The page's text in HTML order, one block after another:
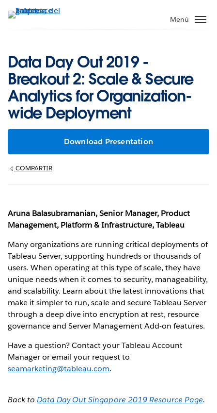
Menú
Data Day Out 2019 -
Breakout 2: Scale & Secure
Analytics for Organization-
wide Deployment
Download Presentation
COMPARTIR
Aruna Balasubramanian, Senior Manager, Product
Management, Platform & Infrastructure, Tableau
Many organizations are running critical deployments of
Tableau Server, supporting hundreds or thousands of
users. When operating at this type of scale, they have
unique needs when it comes to security, manageability,
and scalability. Learn about the latest innovations that
make it simpler to run, scale and secure Tableau Server
through a deep dive into encryption at rest, resource
governance and Server Management Add-on features.
Have a question? Contact your Tableau Account
Manager or email your request to
seamarketing@tableau.com.
Back toData Day Out Singapore 2019 Resource Page.